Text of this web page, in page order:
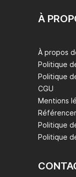
À
À propos
Politique
Politique
CGU
Mentions
Politique
Politique